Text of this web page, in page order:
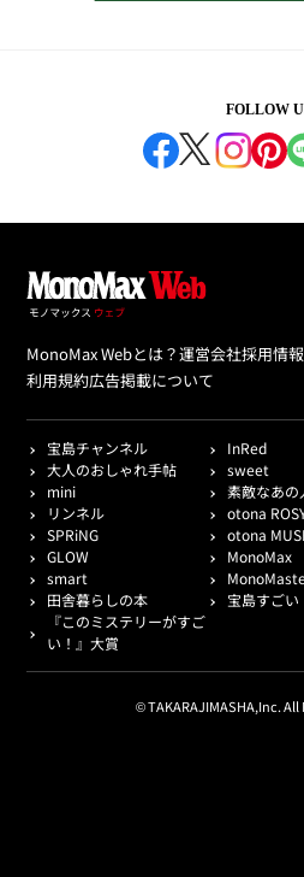
FOLLOW
MonoMax Webとは？運営会社採用情報
利用規約広告掲載について
宝島チャンネル
InRed
大人のおしゃれ手帖
sweet
mini
素敵なあの
リンネル
otona
SPRiNG
otona
GLOW
MonoMax
smart
田舎暮らしの本
宝島すごい
『このミステリーがすご
い！』大賞
© TAKARAJIMASHA,Inc. All